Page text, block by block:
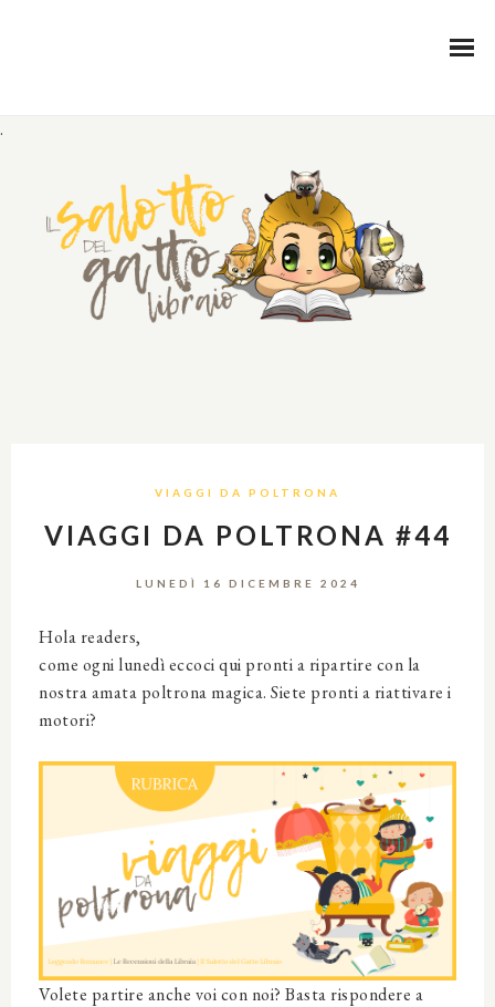
.
VIAGGI DA POLTRONA
VIAGGI DA POLTRONA #44
LUNEDÌ 16 DICEMBRE 2024
Hola readers,
come ogni lunedì eccoci qui pronti a ripartire con la
nostra amata poltrona magica. Siete pronti a riattivare i
motori?
Volete partire anche voi con noi? Basta rispondere a